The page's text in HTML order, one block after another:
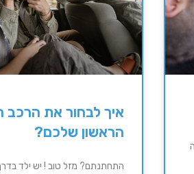
איך לבחור את
הראשון שלכם?
התחתנתם? מזל טוב ! יש ילד